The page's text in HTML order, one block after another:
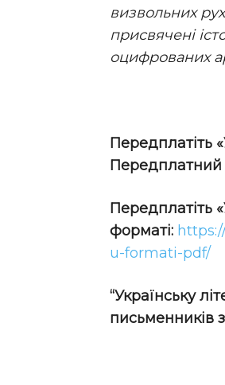
визвольних
присвячені
оцифрованих
Передплатіть
Передплатний
Передплатіть
форматі:
u-formati-pdf/
“Українську
письменників